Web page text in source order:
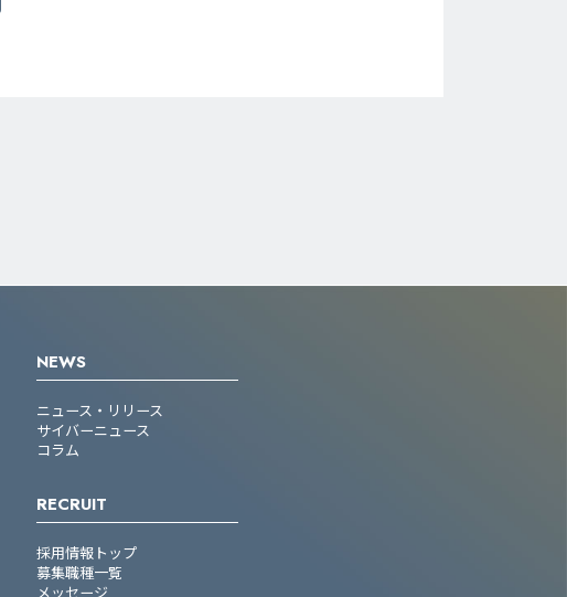
NEWS
ニュース・リリース
サイバーニュース
コラム
RECRUIT
採用情報トップ
募集職種一覧
メッセージ